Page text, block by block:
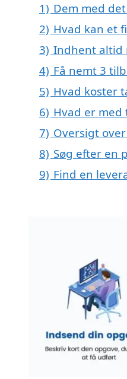
1) Dem med
2) Hvad kan et
3) Indhent altid
4) Få nemt 3
5) Hvad koster
6) Hvad er
7) Oversigt
8) Søg efter en
9) Find en